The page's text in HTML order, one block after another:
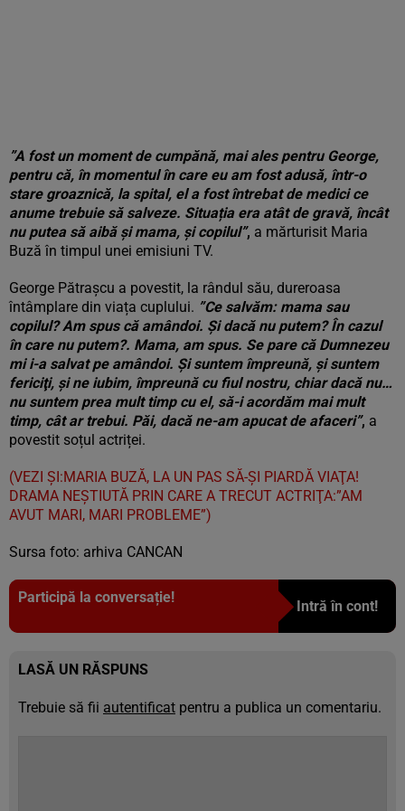
”A fost un moment de cumpănă, mai ales pentru George,
pentru că, în momentul în care eu am fost adusă, într-o
stare groaznică, la spital, el a fost întrebat de medici ce
anume trebuie să salveze. Situația era atât de gravă, încât
nu putea să aibă și mama, și copilul”, a mărturisit Maria
Buză în timpul unei emisiuni TV.
George Pătrașcu a povestit, la rândul său, dureroasa
întâmplare din viața cuplului. ”Ce salvăm: mama sau
copilul? Am spus că amândoi. Şi dacă nu putem? În cazul
în care nu putem?. Mama, am spus. Se pare că Dumnezeu
mi i-a salvat pe amândoi. Şi suntem împreună, şi suntem
fericiţi, şi ne iubim, împreună cu fiul nostru, chiar dacă nu…
nu suntem prea mult timp cu el, să-i acordăm mai mult
timp, cât ar trebui. Păi, dacă ne-am apucat de afaceri”, a
povestit soțul actriței.
(VEZI ȘI:MARIA BUZĂ, LA UN PAS SĂ-ŞI PIARDĂ VIAŢA!
DRAMA NEŞTIUTĂ PRIN CARE A TRECUT ACTRIŢA:”AM
AVUT MARI, MARI PROBLEME”)
Sursa foto: arhiva CANCAN
Participă la conversație!
Intră în cont!
LASĂ UN RĂSPUNS
Trebuie să fii autentificat pentru a publica un comentariu.